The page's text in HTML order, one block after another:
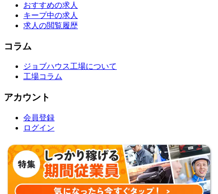
おすすめの求人
キープ中の求人
求人の閲覧履歴
コラム
ジョブハウス工場について
工場コラム
アカウント
会員登録
ログイン